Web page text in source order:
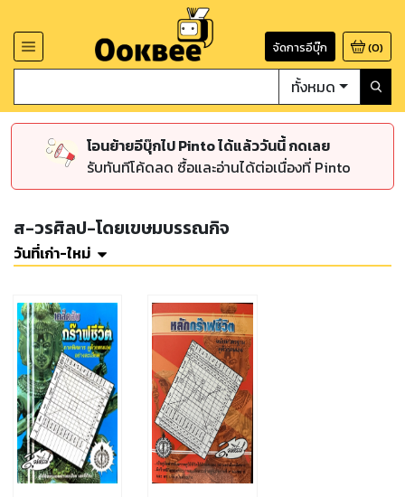
จัดการอีบุ๊ก (0)
ทั้งหมด
โอนย้ายอีบุ๊กไป Pinto ได้แล้ววันนี้ กดเลย
รับทันทีโค้ดลด ซื้อและอ่านได้ต่อเนื่องที่ Pinto
ส-วรศิลป-โดยเขษมบรรณกิจ
วันที่เก่า-ใหม่